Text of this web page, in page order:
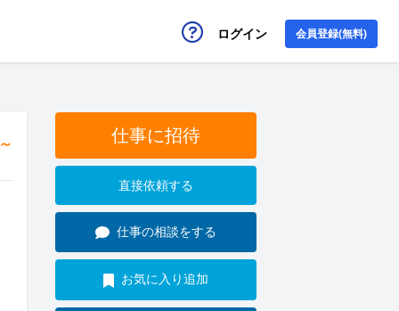
ログイン 会員登録(無料)
仕事に招待
直接依頼する
仕事の相談をする
お気に入り追加